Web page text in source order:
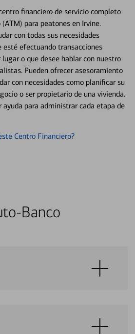
financiero de servicio completo
para peatones en Irvine.
con todas sus necesidades
esté efectuando transacciones
o que desee hablar con nuestro
Pueden ofrecer asesoramiento
con necesidades como planificar su
o ser propietario de una vivienda.
para administrar cada etapa de
Centro Financiero?
Banco